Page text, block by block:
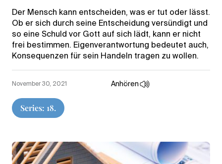
Der Mensch kann entscheiden, was er tut oder lässt.
Ob er sich durch seine Entscheidung versündigt und
so eine Schuld vor Gott auf sich lädt, kann er nicht
frei bestimmen. Eigenverantwortung bedeutet auch,
Konsequenzen für sein Handeln tragen zu wollen.
Series: 18.
November 30, 2021 Anhören